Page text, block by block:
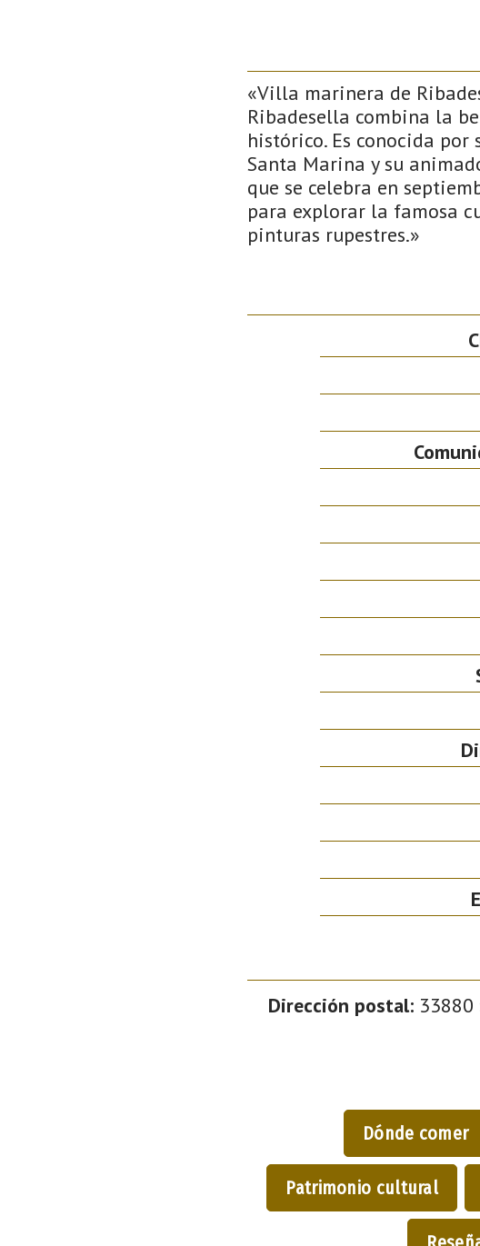
«Villa marinera de
Ribadesella combina la
histórico. Es conocida por
Santa Marina y su
que se celebra en
para explorar la famosa
pinturas rupestres.»
Dirección postal: 33880
Dónde comer
Patrimonio cultural